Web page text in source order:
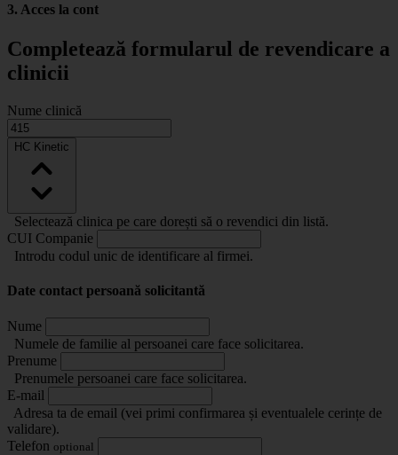
3. Acces la cont
Completează formularul de revendicare a
clinicii
Nume clinică
HC Kinetic
Selectează clinica pe care dorești să o revendici din listă.
CUI Companie
Introdu codul unic de identificare al firmei.
Date contact persoană solicitantă
Nume
Numele de familie al persoanei care face solicitarea.
Prenume
Prenumele persoanei care face solicitarea.
E-mail
Adresa ta de email (vei primi confirmarea și eventualele cerințe de
validare).
Telefon optional